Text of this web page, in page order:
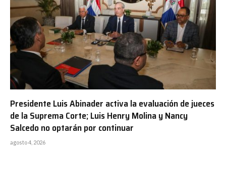
Presidente Luis Abinader activa la evaluación de jueces
de la Suprema Corte; Luis Henry Molina y Nancy
Salcedo no optarán por continuar
agosto 4, 2026